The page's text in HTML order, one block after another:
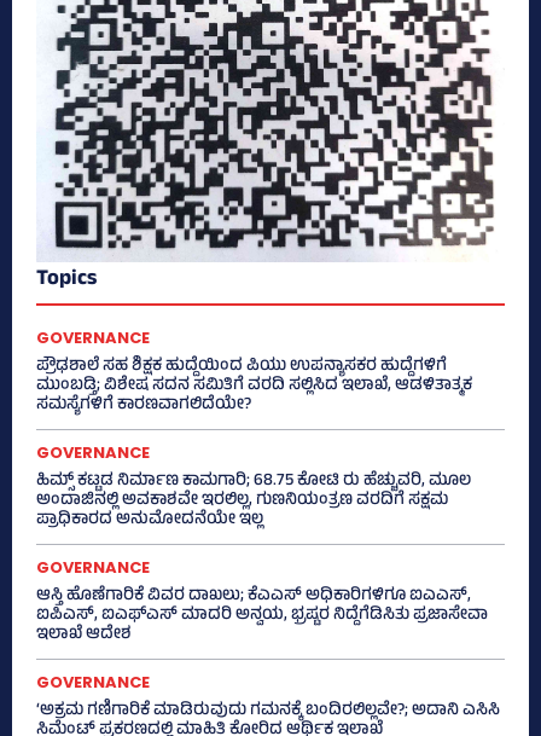
Topics
GOVERNANCE
ಪ್ರೌಢಶಾಲೆ ಸಹ ಶಿಕ್ಷಕ ಹುದ್ದೆಯಿಂದ ಪಿಯು ಉಪನ್ಯಾಸಕರ ಹುದ್ದೆಗಳಿಗೆ
ಮುಂಬಡ್ತಿ; ವಿಶೇಷ ಸದನ ಸಮಿತಿಗೆ ವರದಿ ಸಲ್ಲಿಸಿದ ಇಲಾಖೆ, ಆಡಳಿತಾತ್ಮಕ
ಸಮಸ್ಯೆಗಳಿಗೆ ಕಾರಣವಾಗಲಿದೆಯೇ?
GOVERNANCE
ಹಿಮ್ಸ್‌ ಕಟ್ಟಡ ನಿರ್ಮಾಣ ಕಾಮಗಾರಿ; 68.75 ಕೋಟಿ ರು ಹೆಚ್ಚುವರಿ, ಮೂಲ
ಅಂದಾಜಿನಲ್ಲಿ ಅವಕಾಶವೇ ಇರಲಿಲ್ಲ, ಗುಣನಿಯಂತ್ರಣ ವರದಿಗೆ ಸಕ್ಷಮ
ಪ್ರಾಧಿಕಾರದ ಅನುಮೋದನೆಯೇ ಇಲ್ಲ
GOVERNANCE
ಆಸ್ತಿ ಹೊಣೆಗಾರಿಕೆ ವಿವರ ದಾಖಲು; ಕೆಎಎಸ್ ಅಧಿಕಾರಿಗಳಿಗೂ ಐಎಎಸ್‌,
ಐಪಿಎಸ್‌, ಐಎಫ್‌ಎಸ್‌ ಮಾದರಿ ಅನ್ವಯ, ಭ್ರಷ್ಟರ ನಿದ್ದೆಗೆಡಿಸಿತು ಪ್ರಜಾಸೇವಾ
ಇಲಾಖೆ ಆದೇಶ
GOVERNANCE
‘ಅಕ್ರಮ ಗಣಿಗಾರಿಕೆ ಮಾಡಿರುವುದು ಗಮನಕ್ಕೆ ಬಂದಿರಲಿಲ್ಲವೇ?; ಅದಾನಿ ಎಸಿಸಿ